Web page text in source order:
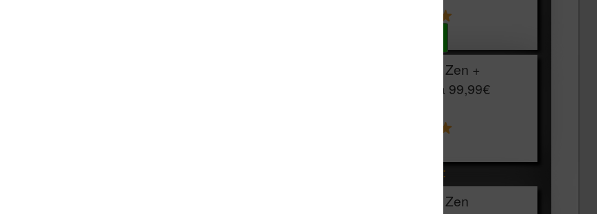
Vivlio Light Zen +
HOUSSE à 99,99€
Les accessibles :
Vivlio Light Zen